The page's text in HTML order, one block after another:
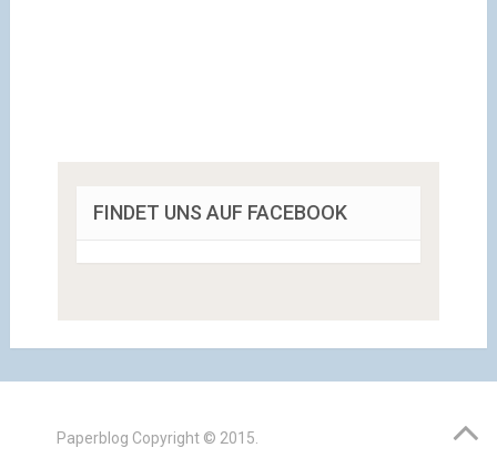
FINDET UNS AUF FACEBOOK
Paperblog Copyright © 2015.